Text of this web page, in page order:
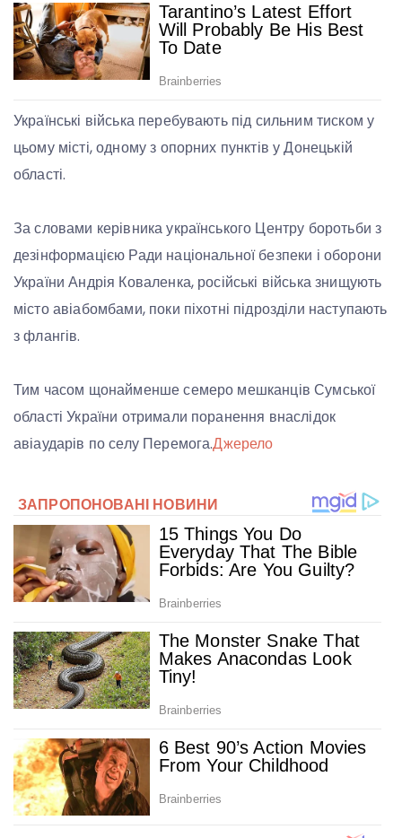
Українські війська перебувають під сильним тиском у
цьому місті, одному з опорних пунктів у Донецькій
області.
За словами керівника українського Центру боротьби з
дезінформацією Ради національної безпеки і оборони
України Андрія Коваленка, російські війська знищують
місто авіабомбами, поки піхотні підрозділи наступають
з флангів.
Тим часом щонайменше семеро мешканців Сумської
області України отримали поранення внаслідок
авіаударів по селу Перемога.Джерело